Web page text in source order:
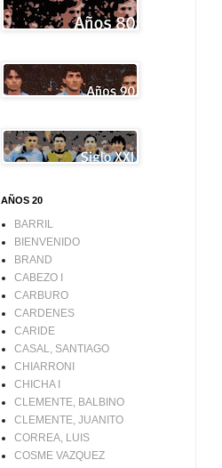
AÑOS 20
BARRIL
BIENVENIDO
BRAND
CABEZO I
CARBURO
CARDENES
CARIDE
CASAL, SANTIAGO
CHIARRONI
CHICHA I
CLEMENTE, BALBINO
CLEMENTE, JUANITO
CORREA, LUIS
COSME VAZQUEZ